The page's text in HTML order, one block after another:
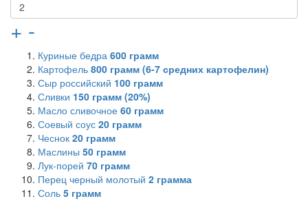
+ -
Куриные бедра 600 грамм
Картофель 800 грамм (6-7 средних картофелин)
Сыр российский 100 грамм
Сливки 150 грамм (20%)
Масло сливочное 60 грамм
Соевый соус 20 грамм
Чеснок 20 грамм
Маслины 50 грамм
Лук-порей 70 грамм
Перец черный молотый 2 грамма
Соль 5 грамм